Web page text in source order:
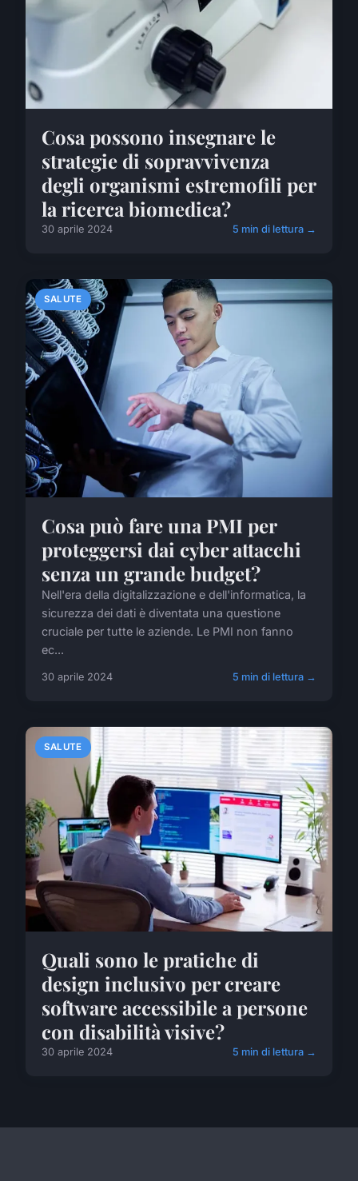
Cosa possono insegnare le
strategie di sopravvivenza
degli organismi estremofili per
la ricerca biomedica?
30 aprile 2024 5 min di lettura →
SALUTE
Cosa può fare una PMI per
proteggersi dai cyber attacchi
senza un grande budget?
Nell'era della digitalizzazione e dell'informatica, la
sicurezza dei dati è diventata una questione
cruciale per tutte le aziende. Le PMI non fanno
ec...
30 aprile 2024 5 min di lettura →
SALUTE
Quali sono le pratiche di
design inclusivo per creare
software accessibile a persone
con disabilità visive?
30 aprile 2024 5 min di lettura →